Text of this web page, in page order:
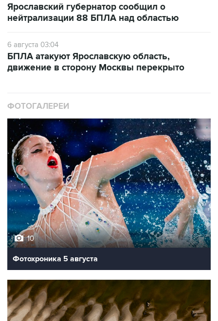
Ярославский губернатор сообщил о
нейтрализации 88 БПЛА над областью
6 августа 03:04
БПЛА атакуют Ярославскую область,
движение в сторону Москвы перекрыто
ФОТОГАЛЕРЕИ
10
Фотохроника 5 августа